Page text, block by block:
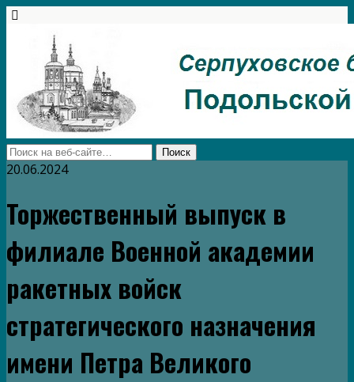
20.06.2024
Торжественный выпуск в
филиале Военной академии
ракетных войск
стратегического назначения
имени Петра Великого